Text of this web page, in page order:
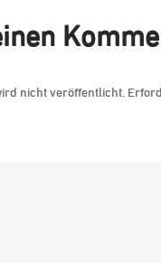
nicht veröffentlicht.